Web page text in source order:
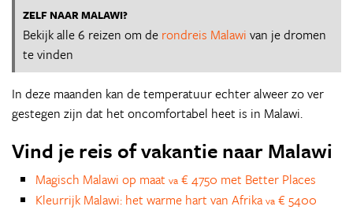
ZELF NAAR MALAWI?
Bekijk alle 6 reizen om de rondreis Malawi van je dromen
te vinden
In deze maanden kan de temperatuur echter alweer zo ver
gestegen zijn dat het oncomfortabel heet is in Malawi.
Vind je reis of vakantie naar Malawi
Magisch Malawi op maat va € 4750 met Better Places
Kleurrijk Malawi: het warme hart van Afrika va € 5400